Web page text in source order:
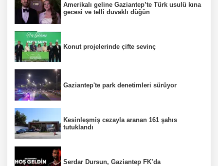
Amerikalı geline Gaziantep’te Türk usulü kına
gecesi ve telli duvaklı düğün
Konut projelerinde çifte sevinç
Gaziantep'te park denetimleri sürüyor
Kesinleşmiş cezayla aranan 161 şahıs
tutuklandı
Serdar Dursun, Gaziantep FK’da